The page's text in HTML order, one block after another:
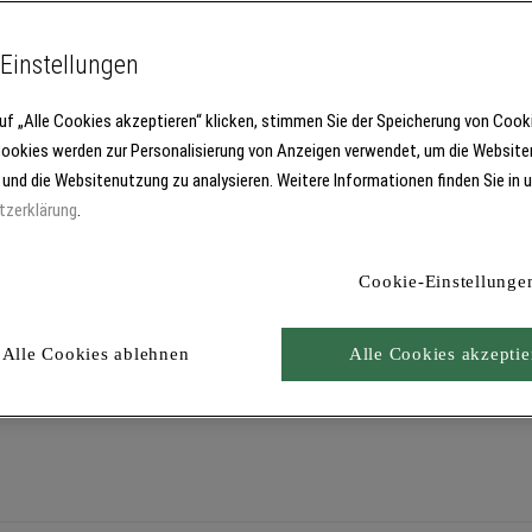
und WDVS Steinlamellen-Dämmplatten in den
„Alle Cookies akzeptieren“ klicken, stimmen Sie der Speicherung von
werden zur Personalisierung von Anzeigen verwendet, um die
die Websitenutzung zu analysieren. Weitere Informationen finden Sie in
.
Cookie-
Alle Cookies ablehnen Alle Cookies